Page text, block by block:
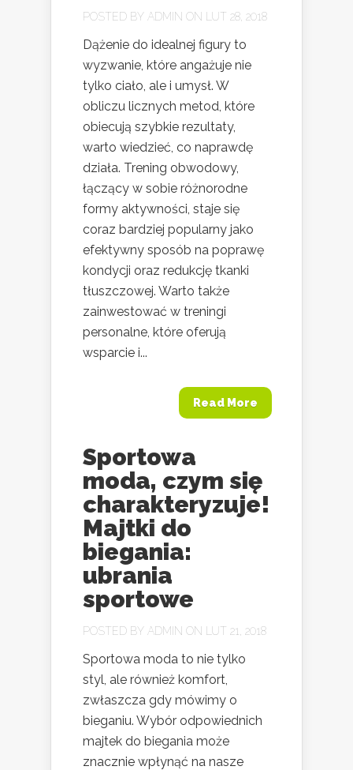
POSTED BY ADMIN ON LUT 28, 2018
Dążenie do idealnej figury to
wyzwanie, które angażuje nie
tylko ciało, ale i umysł. W
obliczu licznych metod, które
obiecują szybkie rezultaty,
warto wiedzieć, co naprawdę
działa. Trening obwodowy,
łączący w sobie różnorodne
formy aktywności, staje się
coraz bardziej popularny jako
efektywny sposób na poprawę
kondycji oraz redukcję tkanki
tłuszczowej. Warto także
zainwestować w treningi
personalne, które oferują
wsparcie i...
Read More
Sportowa
moda, czym się
charakteryzuje!
Majtki do
biegania:
ubrania
sportowe
POSTED BY ADMIN ON LUT 21, 2018
Sportowa moda to nie tylko
styl, ale również komfort,
zwłaszcza gdy mówimy o
bieganiu. Wybór odpowiednich
majtek do biegania może
znacznie wpłynąć na nasze